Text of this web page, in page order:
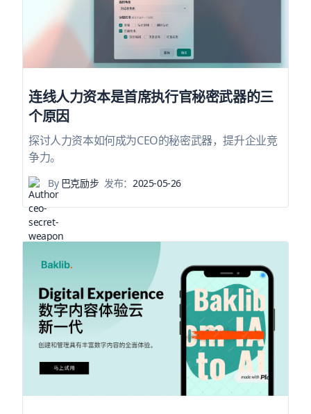
连线人力资本是首席执行官秘密武器的三
个原因
探讨人力资本如何成为CEO的秘密武器，提升企业竞
争力。
By巴克励步 发布：2025-05-26